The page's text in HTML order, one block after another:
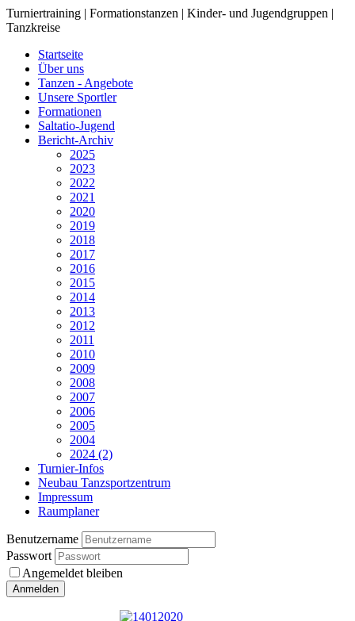
Turniertraining | Formationstanzen | Kinder- und Jugendgruppen |
Tanzkreise
Startseite
Über uns
Tanzen - Angebote
Unsere Sportler
Formationen
Saltatio-Jugend
Bericht-Archiv
2025
2023
2022
2021
2020
2019
2018
2017
2016
2015
2014
2013
2012
2011
2010
2009
2008
2007
2006
2005
2004
2024 (2)
Turnier-Infos
Neubau Tanzsportzentrum
Impressum
Raumplaner
Benutzername
Passwort
Angemeldet bleiben